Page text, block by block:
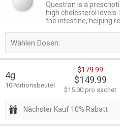
Questran is a
high cholesterol
the intestine, helping
Wählen Dosen:
4g
10Portionsbeutel
$179.99
$149.99
$15.00 pro sachet
Nächster Kauf 10% Rabatt